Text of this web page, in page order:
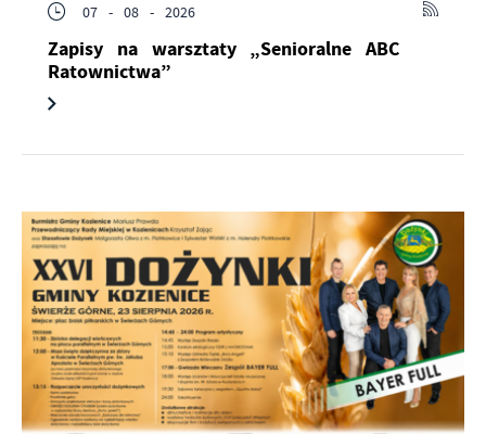
07 - 08 - 2026
Zapisy na warsztaty „Senioralne ABC
Ratownictwa”